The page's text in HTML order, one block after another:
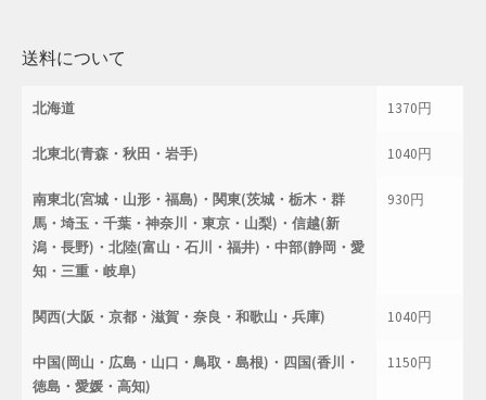
特定商取引法に基づく表記
秋 セール
秋服ファッション特集
購入手続き
返金および返品ポリシー
配送状況の確認
配送状況の確認2
送料について
北海道 1370円
北東北(青森・秋田・岩手) 1040円
南東北(宮城・山形・福島)・関東(茨城・栃木・群
馬・埼玉・千葉・神奈川・東京・山梨)・信越(新
潟・長野)・北陸(富山・石川・福井)・中部(静岡・愛
知・三重・岐阜)
930円
関西(大阪・京都・滋賀・奈良・和歌山・兵庫) 1040円
中国(岡山・広島・山口・鳥取・島根)・四国(香川・
徳島・愛媛・高知)
1150円